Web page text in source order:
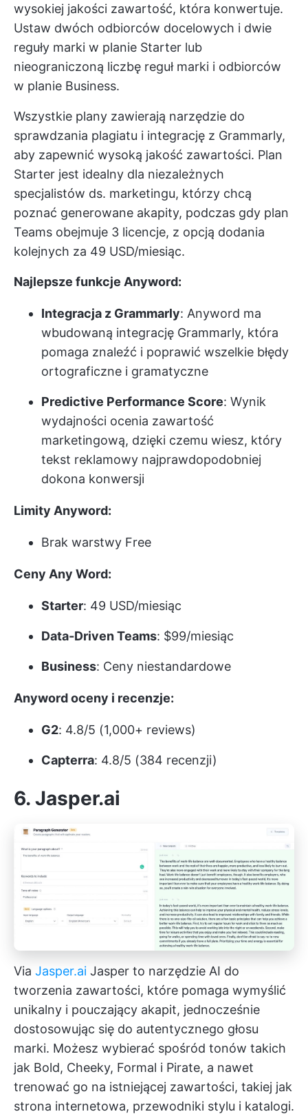
wysokiej jakości zawartość, która konwertuje.
Ustaw dwóch odbiorców docelowych i dwie
reguły marki w planie Starter lub
nieograniczoną liczbę reguł marki i odbiorców
w planie Business.
Wszystkie plany zawierają narzędzie do
sprawdzania plagiatu i integrację z Grammarly,
aby zapewnić wysoką jakość zawartości. Plan
Starter jest idealny dla niezależnych
specjalistów ds. marketingu, którzy chcą
poznać generowane akapity, podczas gdy plan
Teams obejmuje 3 licencje, z opcją dodania
kolejnych za 49 USD/miesiąc.
Najlepsze funkcje Anyword:
Integracja z Grammarly: Anyword ma
wbudowaną integrację Grammarly, która
pomaga znaleźć i poprawić wszelkie błędy
ortograficzne i gramatyczne
Predictive Performance Score: Wynik
wydajności ocenia zawartość
marketingową, dzięki czemu wiesz, który
tekst reklamowy najprawdopodobniej
dokona konwersji
Limity Anyword:
Brak warstwy Free
Ceny Any Word:
Starter: 49 USD/miesiąc
Data-Driven Teams: $99/miesiąc
Business: Ceny niestandardowe
Anyword oceny i recenzje:
G2: 4.8/5 (1,000+ reviews)
Capterra: 4.8/5 (384 recenzji)
6. Jasper.ai
Via Jasper.ai Jasper to narzędzie AI do
tworzenia zawartości, które pomaga wymyślić
unikalny i pouczający akapit, jednocześnie
dostosowując się do autentycznego głosu
marki. Możesz wybierać spośród tonów takich
jak Bold, Cheeky, Formal i Pirate, a nawet
trenować go na istniejącej zawartości, takiej jak
strona internetowa, przewodniki stylu i katalogi.